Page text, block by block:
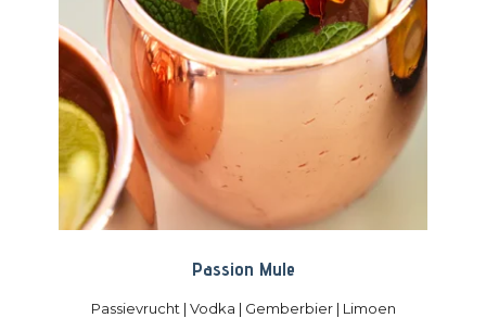
Passion Mule
Passievrucht | Vodka | Gemberbier | Limoen